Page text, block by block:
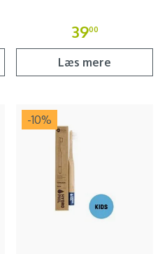
3900
Læs mere
-10%